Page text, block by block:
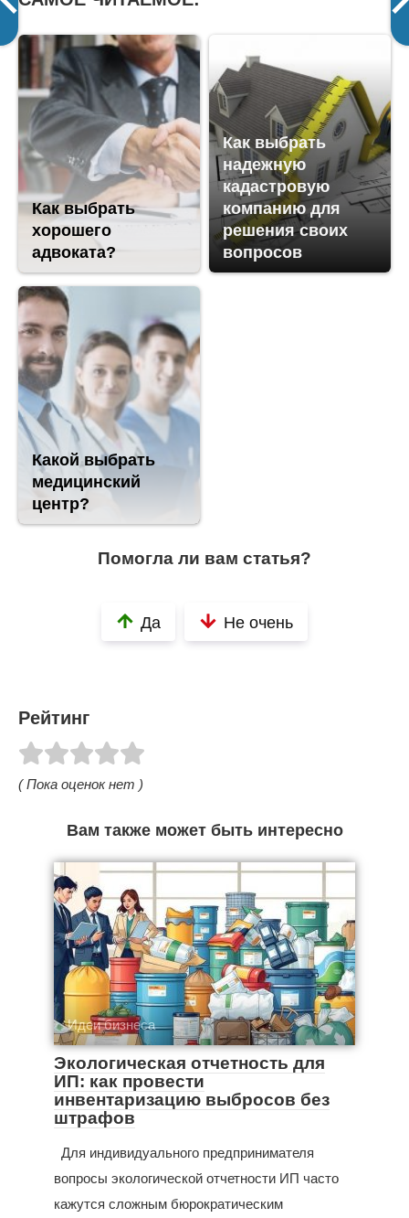
Как выбрать
хорошего
адвоката?
Как выбрать
надежную
кадастровую
компанию для
решения своих
вопросов
Какой выбрать
медицинский
центр?
Помогла ли вам статья?
Да Не очень
Рейтинг
( Пока оценок нет )
Вам также может быть интересно
Идеи бизнеса
Экологическая отчетность для
ИП: как провести
инвентаризацию выбросов без
штрафов
Для индивидуального предпринимателя
вопросы экологической отчетности ИП часто
кажутся сложным бюрократическим